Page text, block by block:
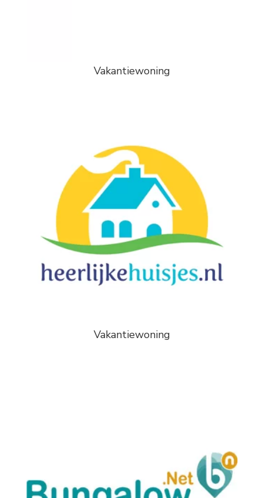
Vakantiewoning
Vakantiewoning